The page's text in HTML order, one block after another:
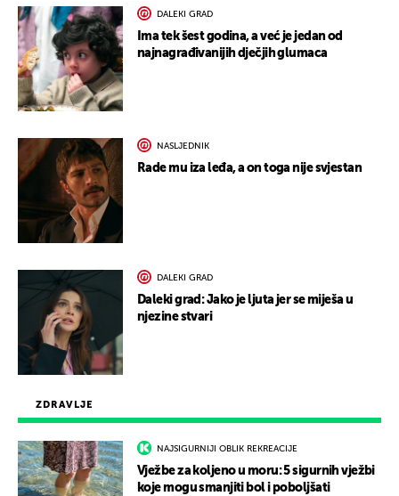
ZDRAVLJE
NAJSIGURNIJI OBLIK REKREACIJE
Vježbe za koljeno u moru: 5 sigurnih vježbi
koje mogu smanjiti bol i poboljšati
DALEKI GRAD
Ima tek šest godina, a već je jedan od
najnagrađivanijih dječjih glumaca
NASLJEDNIK
Rade mu iza leđa, a on toga nije svjestan
DALEKI GRAD
Daleki grad: Jako je ljuta jer se miješa u
njezine stvari